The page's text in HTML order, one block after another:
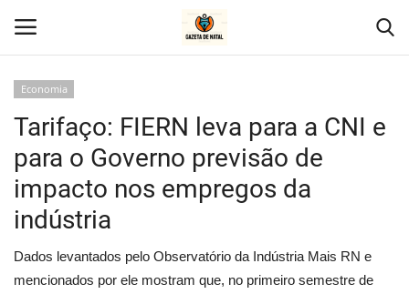
Home
Geral
Politica
Saúde
Economia
Tarifaço: FIERN leva para a CNI e
para o Governo previsão de
impacto nos empregos da
indústria
Dados levantados pelo Observatório da Indústria Mais RN e
mencionados por ele mostram que, no primeiro semestre de